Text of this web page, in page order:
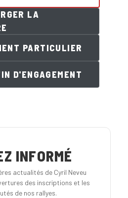
LA
PARTICULIER
D'ENGAGEMENT
INFORMÉ
actualités de Cyril Neveu
des inscriptions et les
de nos rallyes.